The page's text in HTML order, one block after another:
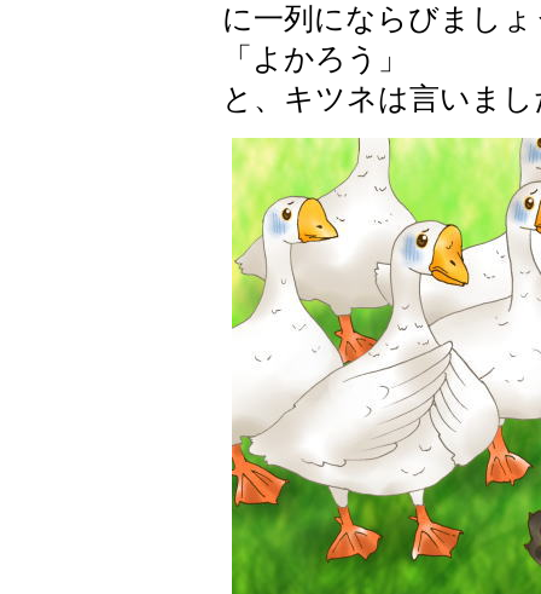
に一列にならびましょ
「よかろう」
と、キツネは言いまし